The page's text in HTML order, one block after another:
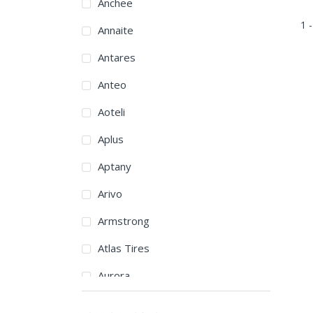
1
Anchee
Annaite
Antares
Anteo
Aoteli
Aplus
Aptany
Arivo
Armstrong
Atlas Tires
Aurora